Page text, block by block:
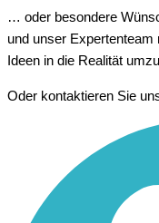
… oder besondere
und unser
Ideen in die Realität
Oder kontaktieren Sie